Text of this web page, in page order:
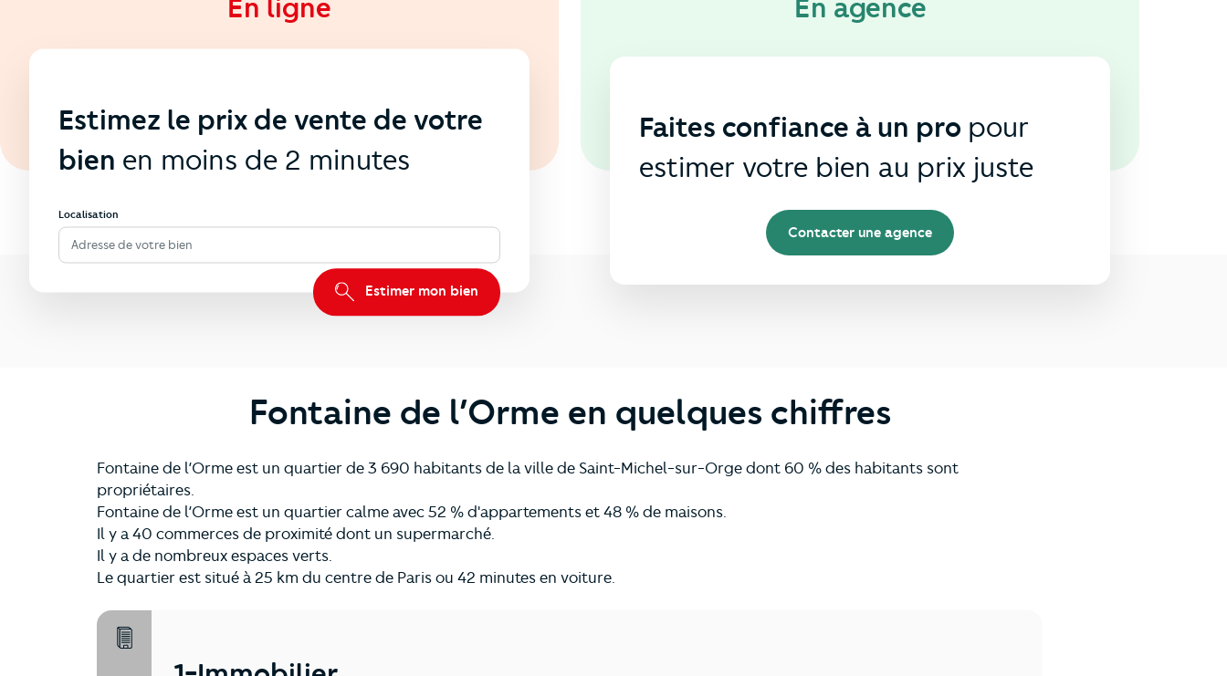
En ligne
Estimez le prix de vente de votre
bien en moins de 2 minutes
Localisation
Adresse de votre bien
Estimer mon bien
En agence
Faites confiance à un pro pour
estimer votre bien au prix juste
Contacter une agence
Fontaine de l’Orme en quelques chiffres
Fontaine de l’Orme est un quartier de 3 690 habitants de la ville de Saint-Michel-sur-Orge dont 60 % des habitants sont
propriétaires.
Fontaine de l’Orme est un quartier calme avec 52 % d'appartements et 48 % de maisons.
Il y a 40 commerces de proximité dont un supermarché.
Il y a de nombreux espaces verts.
Le quartier est situé à 25 km du centre de Paris ou 42 minutes en voiture.
1-Immobilier